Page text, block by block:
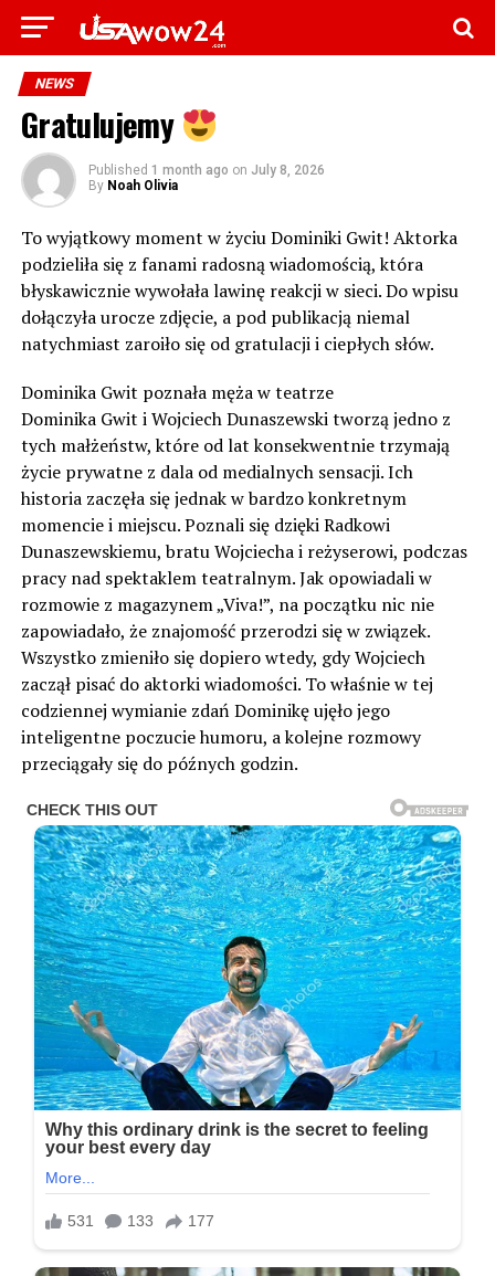
NEWS
Gratulujemy
Published 1 month ago on July 8, 2026
By Noah Olivia
To wyjątkowy moment w życiu Dominiki Gwit! Aktorka
podzieliła się z fanami radosną wiadomością, która
błyskawicznie wywołała lawinę reakcji w sieci. Do wpisu
dołączyła urocze zdjęcie, a pod publikacją niemal
natychmiast zaroiło się od gratulacji i ciepłych słów.
Dominika Gwit poznała męża w teatrze
Dominika Gwit i Wojciech Dunaszewski tworzą jedno z
tych małżeństw, które od lat konsekwentnie trzymają
życie prywatne z dala od medialnych sensacji. Ich
historia zaczęła się jednak w bardzo konkretnym
momencie i miejscu. Poznali się dzięki Radkowi
Dunaszewskiemu, bratu Wojciecha i reżyserowi, podczas
pracy nad spektaklem teatralnym. Jak opowiadali w
rozmowie z magazynem „Viva!”, na początku nic nie
zapowiadało, że znajomość przerodzi się w związek.
Wszystko zmieniło się dopiero wtedy, gdy Wojciech
zaczął pisać do aktorki wiadomości. To właśnie w tej
codziennej wymianie zdań Dominikę ujęło jego
inteligentne poczucie humoru, a kolejne rozmowy
przeciągały się do późnych godzin.